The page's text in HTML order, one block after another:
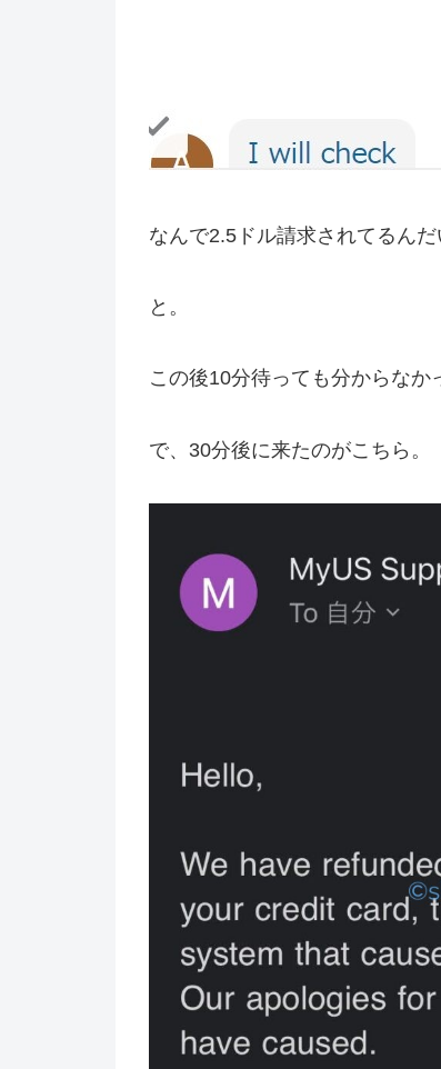
なんで2.5ドル請求されてるんだ
と。
この後10分待っても分からなか
で、30分後に来たのがこちら。